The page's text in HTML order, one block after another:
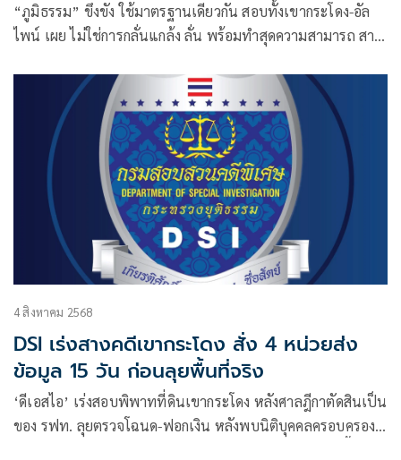
“ภูมิธรรม” ขึงขัง ใช้มาตรฐานเดียวกัน สอบทั้งเขากระโดง-อัล
ไพน์ เผย ไม่ใช่การกลั่นแกล้ง ลั่น พร้อมทำสุดความสามารถ สาง
4 สิงหาคม 2568
DSI เร่งสางคดีเขากระโดง สั่ง 4 หน่วยส่ง
ข้อมูล 15 วัน ก่อนลุยพื้นที่จริง
‘ดีเอสไอ’ เร่งสอบพิพาทที่ดินเขากระโดง หลังศาลฎีกาตัดสินเป็น
ของ รฟท. ลุยตรวจโฉนด-ฟอกเงิน หลังพบนิติบุคคลครอบครอง